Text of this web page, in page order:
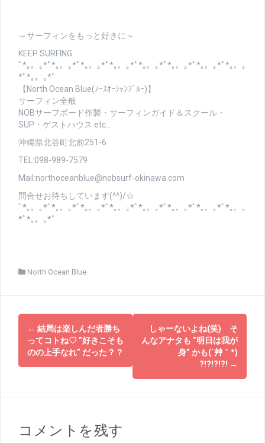
～サーフィンをもっと好きに～
KEEP SURFING
ﾟ*｡，｡*ﾟ*｡，｡*ﾟ*｡，｡*ﾟ*｡，｡*ﾟ*｡，｡*ﾟ*｡，｡*ﾟ*｡，｡*ﾟ*｡，｡
*ﾟ*｡，｡*ﾟ
【North Ocean Blue(ﾉｰｽｵｰｼｬﾝﾌﾞﾙｰ)】
サーフィン全般
NOBサーフボード作製・サーフィンガイド＆スクール・
SUP・ゲストハウス etc…
沖縄県北谷町北前251-6
TEL:098-989-7579
Mail:northoceanblue@nobsurf-okinawa.com
問合せお待ちしています(^^)/☆
ﾟ*｡，｡*ﾟ*｡，｡*ﾟ*｡，｡*ﾟ*｡，｡*ﾟ*｡，｡*ﾟ*｡，｡*ﾟ*｡，｡*ﾟ*｡，｡
*ﾟ*｡，｡*ﾟ
North Ocean Blue
投
稿
ナ
ー
← 結局は楽しんだ者勝ち
ってコトね♡ ”好きこそも
のの上手なれ” だった？？
しゃーないよね(笑) そ
んなアナタも ”明日は我が
身” かも(´艸｀*)
?!?!?!?! →
コメントを残す